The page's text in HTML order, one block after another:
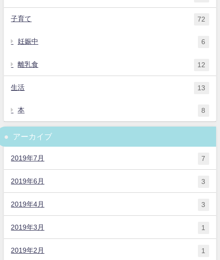
子育て 72
妊娠中 6
離乳食 12
生活 13
本 8
アーカイブ
2019年7月 7
2019年6月 3
2019年4月 3
2019年3月 1
2019年2月 1